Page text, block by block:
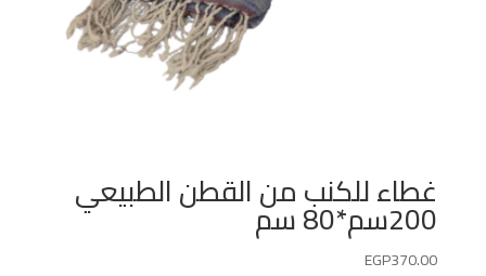
غطاء للكنب من القطن الطبيعي
200سم*80 سم
EGP370.00